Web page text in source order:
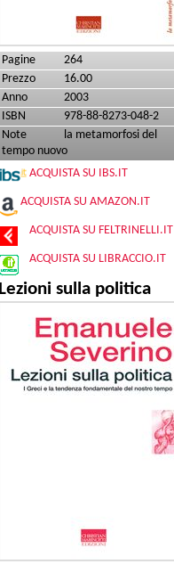
Pagine
264
Prezzo
16.00
Anno
2003
ISBN
978-88-8273-048-2
Note
la metamorfosi del
tempo nuovo
ACQUISTA SU IBS.IT
ACQUISTA SU AMAZON.IT
ACQUISTA SU FELTRINELLI.IT
ACQUISTA SU LIBRACCIO.IT
Lezioni sulla politica